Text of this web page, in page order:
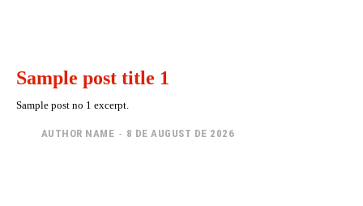
Sample post title 1
Sample post no 1 excerpt.
AUTHOR NAME - 8 DE AUGUST DE 2026